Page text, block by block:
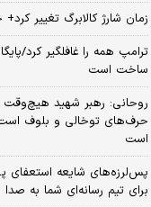
زمان شارژ کالابرگ تغییر کرد+
ترامپ همه را غافلگیر کرد/
ساخت است
روحانی: رهبر شهید هیچ‌وقت
است
پس‌لرزه‌های شایعه استعفای
برای تیم رسانه‌ای شما به